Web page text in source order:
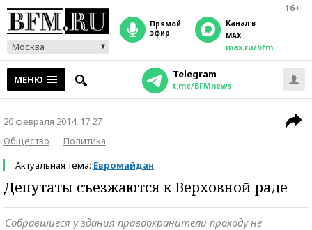
16+
Москва
прямой
эфир
Канал в
MAX
max.ru/bfm
МЕНЮ Telegram
t.me/BFMnews
20 февраля 2014, 17:27
Общество
Политика
Актуальная тема: Евромайдан
Депутаты съезжаются к Верховной раде
Собравшиеся у здания правоохранители проходу не